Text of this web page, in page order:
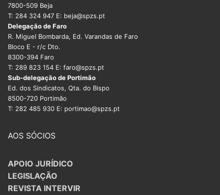
Contactos
7800-509 Beja
T: 284 324 947 E: beja@spzs.pt
Delegação de Faro
R. Miguel Bombarda, Ed. Varandas de Faro
Bloco E - r/c Dto.
8300-394 Faro
T: 289 823 154 E: faro@spzs.pt
Sub-delegação de Portimão
Ed. dos Sindicatos, Qta. do Bispo
8500-720 Portimão
T: 282 485 930 E: portimao@spzs.pt
AOS SÓCIOS
APOIO JURÍDICO
LEGISLAÇÃO
REVISTA INTERVIR